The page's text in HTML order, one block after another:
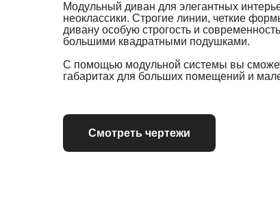
Модульный диван для элегантных
неоклассики. Строгие линии, четкие
дивану особую строгость и
большими квадратными подушками.
С помощью модульной системы вы
габаритах для больших помещений и
Смотреть чертежи